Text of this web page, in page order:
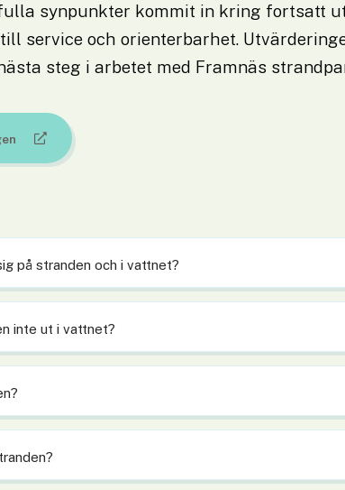
synpunkter kommit in kring fortsatt
service och orienterbarhet.
steg i arbetet med Framnäs
på stranden och i vattnet?
inte ut i vattnet?